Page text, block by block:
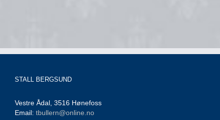
STALL BERGSUND
Vestre Ådal, 3516 Hønefoss
Email: tbullern@online.no